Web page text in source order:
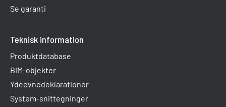
Se garanti
Teknisk information
Produktdatabase
BIM-objekter
Ydeevnedeklarationer
System-snittegninger